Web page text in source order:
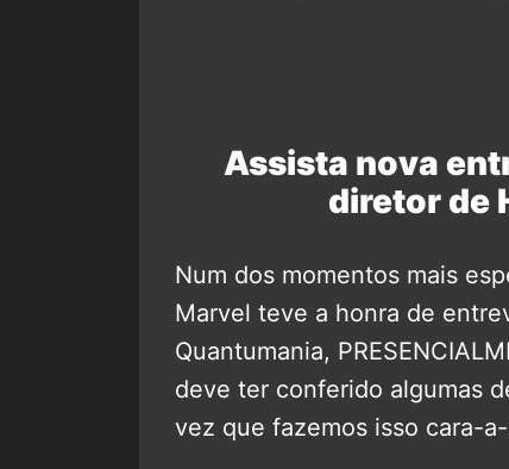
Assista nova
diretor de
Num dos momentos mais
Marvel teve a honra de
Quantumania,
deve ter conferido algumas
vez que fazemos isso cara-